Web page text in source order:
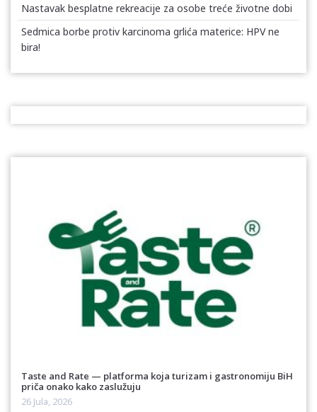
Nastavak besplatne rekreacije za osobe treće životne dobi
Sedmica borbe protiv karcinoma grlića materice: HPV ne
bira!
Taste and Rate — platforma koja turizam i gastronomiju BiH
priča onako kako zaslužuju
26 Jula, 2026